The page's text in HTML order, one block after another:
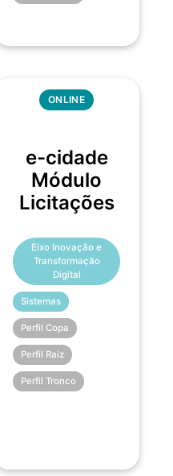
ONLINE
e-cidade
Módulo
Licitações
Eixo Inovação e
Transformação
Digital
Sistemas
Perfil Copa
Perfil Raiz
Perfil Tronco